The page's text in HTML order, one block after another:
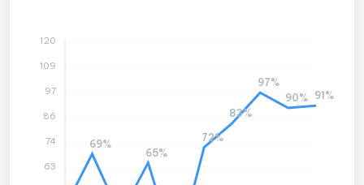
69%
65%
72%
83%
97%
90%
91%
120
109
97
86
74
63